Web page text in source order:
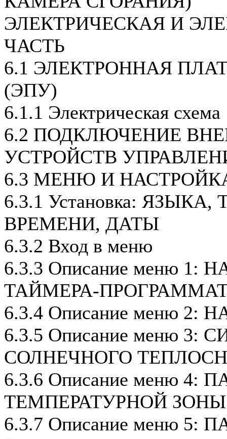
ЭЛЕКТРИЧЕСКАЯ И
ЧАСТЬ
6.1 ЭЛЕКТРОННАЯ
(ЭПУ)
6.1.1 Электрическая схема
6.2 ПОДКЛЮЧЕНИЕ
УСТРОЙСТВ
6.3 МЕНЮ И
6.3.1 Установка:
ВРЕМЕНИ, ДАТЫ
6.3.2 Вход в меню
6.3.3 Описание меню 1:
ТАЙМЕРА-
6.3.4 Описание меню 2:
6.3.5 Описание меню 3:
СОЛНЕЧНОГО
6.3.6 Описание меню 4:
ТЕМПЕРАТУРНОЙ ЗОНЫ
6.3.7 Описание меню